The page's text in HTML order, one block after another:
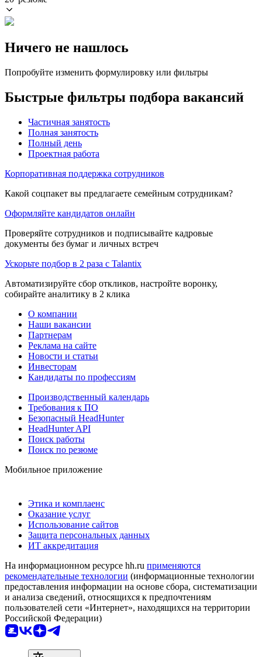
Ничего не нашлось
Попробуйте изменить формулировку или фильтры
Быстрые фильтры подбора вакансий
Частичная занятость
Полная занятость
Полный день
Проектная работа
Корпоративная поддержка сотрудников
Какой соцпакет вы предлагаете семейным сотрудникам?
Оформляйте кандидатов онлайн
Проверяйте сотрудников и подписывайте кадровые
документы без бумаг и личных встреч
Ускорьте подбор в 2 раза с Talantix
Автоматизируйте сбор откликов, настройте воронку,
собирайте аналитику в 2 клика
О компании
Наши вакансии
Партнерам
Реклама на сайте
Новости и статьи
Инвесторам
Кандидаты по профессиям
Производственный календарь
Требования к ПО
Безопасный HeadHunter
HeadHunter API
Поиск работы
Поиск по резюме
Мобильное приложение
Этика и комплаенс
Оказание услуг
Использование сайтов
Защита персональных данных
ИТ аккредитация
На информационном ресурсе hh.ru применяются
рекомендательные технологии (информационные технологии
предоставления информации на основе сбора, систематизации
и анализа сведений, относящихся к предпочтениям
пользователей сети «Интернет», находящихся на территории
Российской Федерации)